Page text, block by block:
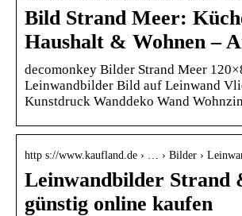
Bild Strand Meer:
Haushalt & Wohnen –
decomonkey Bilder Strand Meer
Leinwandbilder Bild auf Leinwand
Kunstdruck Wanddeko Wand
http s://www.kaufland.de › … › Bilder ›
Leinwandbilder Strand
günstig online kaufen